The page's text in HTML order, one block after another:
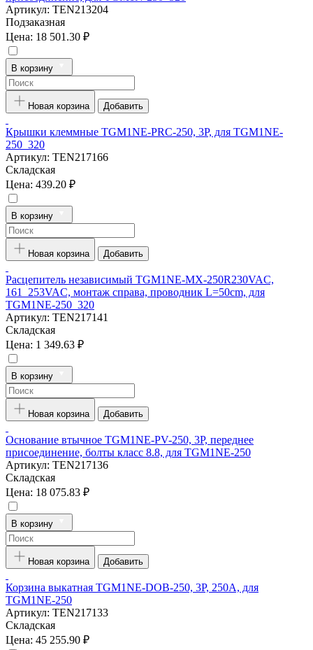
Артикул: TEN213204
Подзаказная
Цена: 18 501.30 ₽
В корзину
Новая корзина Добавить
Крышки клеммные TGM1NE-PRC-250, 3P, для TGM1NE-
250_320
Артикул: TEN217166
Складская
Цена: 439.20 ₽
В корзину
Новая корзина Добавить
Расцепитель независимый TGM1NE-MX-250R230VAC,
161_253VAC, монтаж справа, проводник L=50cm, для
TGM1NE-250_320
Артикул: TEN217141
Складская
Цена: 1 349.63 ₽
В корзину
Новая корзина Добавить
Основание втычное TGM1NE-PV-250, 3P, переднее
присоединение, болты класс 8.8, для TGM1NE-250
Артикул: TEN217136
Складская
Цена: 18 075.83 ₽
В корзину
Новая корзина Добавить
Корзина выкатная TGM1NE-DOB-250, 3P, 250А, для
TGM1NE-250
Артикул: TEN217133
Складская
Цена: 45 255.90 ₽